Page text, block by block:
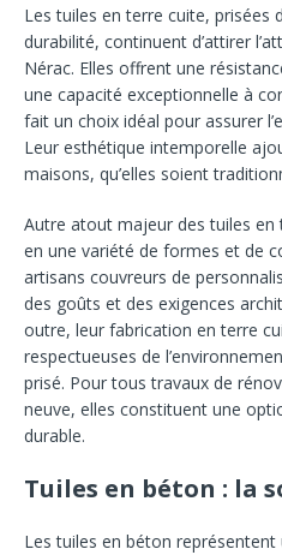
Les tuiles en terre cuite, prisées
durabilité, continuent d’attirer
Nérac. Elles offrent une
une capacité exceptionnelle à
fait un choix idéal pour assurer
Leur esthétique intemporelle
maisons, qu’elles soient
Autre atout majeur des tuiles en
en une variété de formes et de
artisans couvreurs de
des goûts et des exigences
outre, leur fabrication en terre
respectueuses de
prisé. Pour tous travaux de
neuve, elles constituent une
durable.
Tuiles en béton : la
Les tuiles en béton